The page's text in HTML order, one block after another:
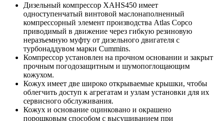
Дизельный компрессор XAHS450 имеет
одноступенчатый винтовой маслонаполненный
компрессорный элемент производства Atlas Copco
приводимый в движение через гибкую резиновую
неразъемную муфту от дизельного двигателя с
турбонаддувом марки Cummins.
Компрессор установлен на прочном основании и закрыт
прочным погодозащитным и шумопоглощающим
кожухом.
Кожух имеет две широко открываемые крышки, чтобы
облегчить доступ к агрегатам и узлам установки для их
сервисного обслуживания.
Кожух и основание оцинковано и окрашено
порошковым способом с высушиванием при